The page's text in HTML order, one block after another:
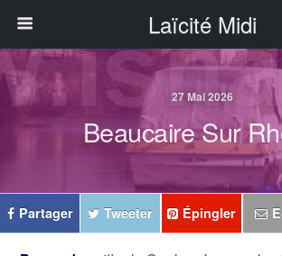
Laïcité Midi
27 Mai 2026
Beaucaire Sur
Partager Tweeter Épingler